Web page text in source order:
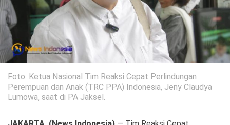
Otomotif
Iptek
Pendidikan Ilmiah
Teknologi
Foto: Ketua Nasional Tim Reaksi Cepat Perlindungan
Perempuan dan Anak (TRC PPA) Indonesia, Jeny Claudya
Lumowa, saat di PA Jaksel.